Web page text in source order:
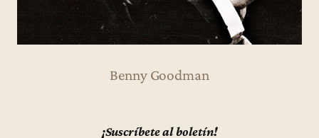
Benny Goodman
¡Suscríbete al boletín!